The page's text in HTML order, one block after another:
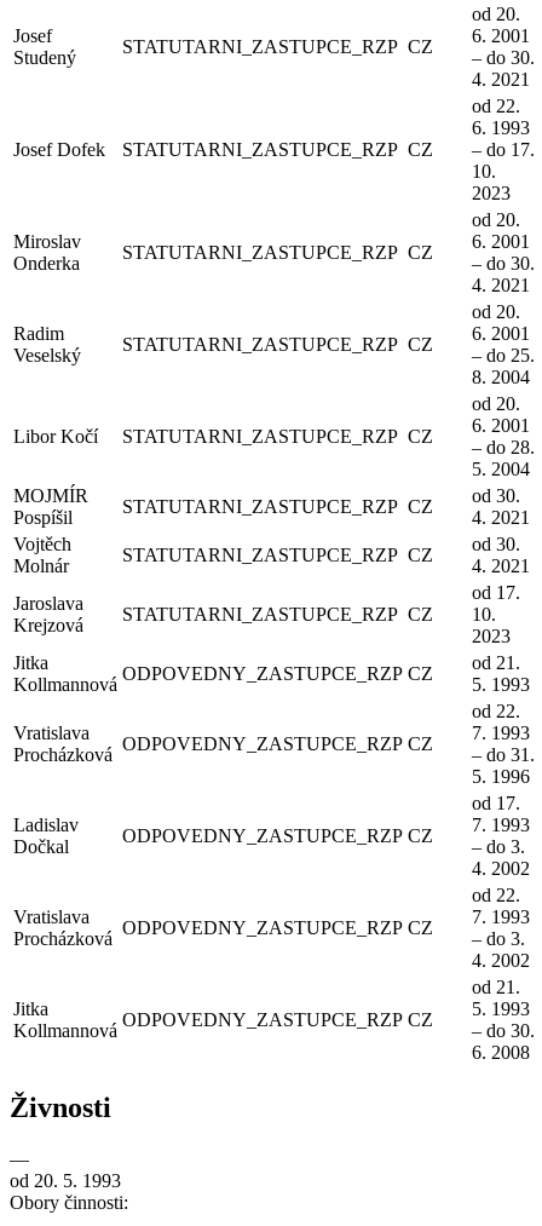
Josef
Studený
STATUTARNI_ZASTUPCE_RZP CZ
od 20.
6. 2001
– do 30.
4. 2021
Josef Dofek STATUTARNI_ZASTUPCE_RZP CZ
od 22.
6. 1993
– do 17.
10.
2023
Miroslav
Onderka
STATUTARNI_ZASTUPCE_RZP CZ
od 20.
6. 2001
– do 30.
4. 2021
Radim
Veselský
STATUTARNI_ZASTUPCE_RZP CZ
od 20.
6. 2001
– do 25.
8. 2004
Libor Kočí STATUTARNI_ZASTUPCE_RZP CZ
od 20.
6. 2001
– do 28.
5. 2004
MOJMÍR
Pospíšil
STATUTARNI_ZASTUPCE_RZP CZ
od 30.
4. 2021
Vojtěch
Molnár
STATUTARNI_ZASTUPCE_RZP CZ
od 30.
4. 2021
Jaroslava
Krejzová
STATUTARNI_ZASTUPCE_RZP CZ
od 17.
10.
2023
Jitka
Kollmannová
ODPOVEDNY_ZASTUPCE_RZP CZ
od 21.
5. 1993
Vratislava
Procházková
ODPOVEDNY_ZASTUPCE_RZP CZ
od 22.
7. 1993
– do 31.
5. 1996
Ladislav
Dočkal
ODPOVEDNY_ZASTUPCE_RZP CZ
od 17.
7. 1993
– do 3.
4. 2002
Vratislava
Procházková
ODPOVEDNY_ZASTUPCE_RZP CZ
od 22.
7. 1993
– do 3.
4. 2002
Jitka
Kollmannová
ODPOVEDNY_ZASTUPCE_RZP CZ
od 21.
5. 1993
– do 30.
6. 2008
Živnosti
—
od 20. 5. 1993
Obory činnosti: